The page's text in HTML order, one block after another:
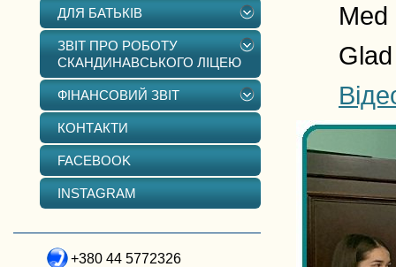
ДЛЯ БАТЬКІВ
ЗВІТ ПРО РОБОТУ
СКАНДИНАВСЬКОГО ЛІЦЕЮ
ФІНАНСОВИЙ ЗВІТ
КОНТАКТИ
FACEBOOK
INSTAGRAM
+380 44 5772326
Med
Glad